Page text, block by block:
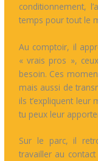
conditionnement,
temps pour tout le
Au comptoir, il
« vrais pros »,
besoin. Ces
mais aussi de
ils t’expliquent leur
tu peux leur
Sur le parc, il
travailler au